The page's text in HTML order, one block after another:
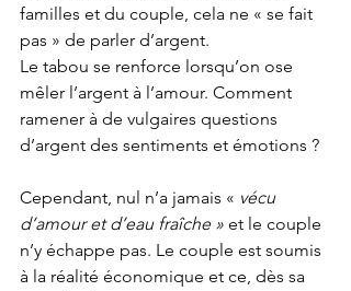
familles et du couple, cela ne « se fait
pas » de parler d’argent.
Le tabou se renforce lorsqu’on ose
mêler l’argent à l’amour. Comment
ramener à de vulgaires questions
d’argent des sentiments et émotions ?
Cependant, nul n’a jamais « vécu
d’amour et d’eau fraîche » et le couple
n’y échappe pas. Le couple est soumis
à la réalité économique et ce, dès sa